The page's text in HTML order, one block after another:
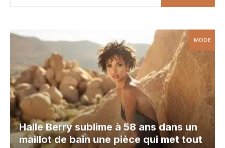
MODE
Halle Berry sublime à 58 ans dans un
maillot de bain une pièce qui met tout